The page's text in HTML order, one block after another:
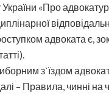
«Про
адвоката є,
з`їздом
– Правила, чинні